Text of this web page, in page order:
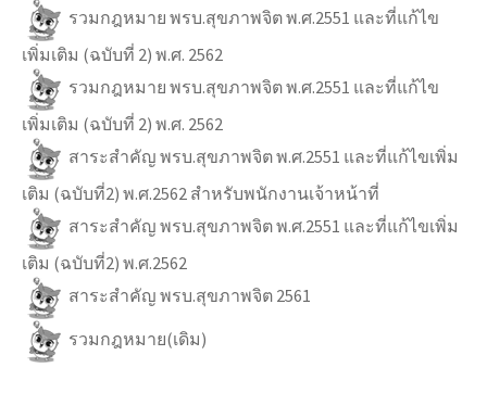
รวมกฎหมาย พรบ.สุขภาพจิต พ.ศ.2551 และที่แก้ไข
เพิ่มเติม (ฉบับที่ 2) พ.ศ. 2562
รวมกฎหมาย พรบ.สุขภาพจิต พ.ศ.2551 และที่แก้ไข
เพิ่มเติม (ฉบับที่ 2) พ.ศ. 2562
สาระสำคัญ พรบ.สุขภาพจิต พ.ศ.2551 และที่แก้ไขเพิ่ม
เติม (ฉบับที่2) พ.ศ.2562 สำหรับพนักงานเจ้าหน้าที่
สาระสำคัญ พรบ.สุขภาพจิต พ.ศ.2551 และที่แก้ไขเพิ่ม
เติม (ฉบับที่2) พ.ศ.2562
สาระสำคัญ พรบ.สุขภาพจิต 2561
รวมกฎหมาย(เดิม)